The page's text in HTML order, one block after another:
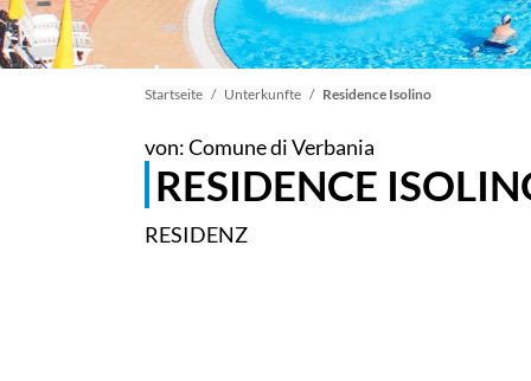
Pfadnavigation
Startseite Unterkunfte Residence Isolino
von: Comune di Verbania
RESIDENCE
RESIDENZ